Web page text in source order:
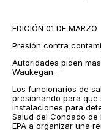
EDICIÓN 01 DE MARZO
Presión contra
Autoridades piden
Waukegan.
Los funcionarios de
presionando para
instalaciones para
Salud del Condado
EPA a organizar una